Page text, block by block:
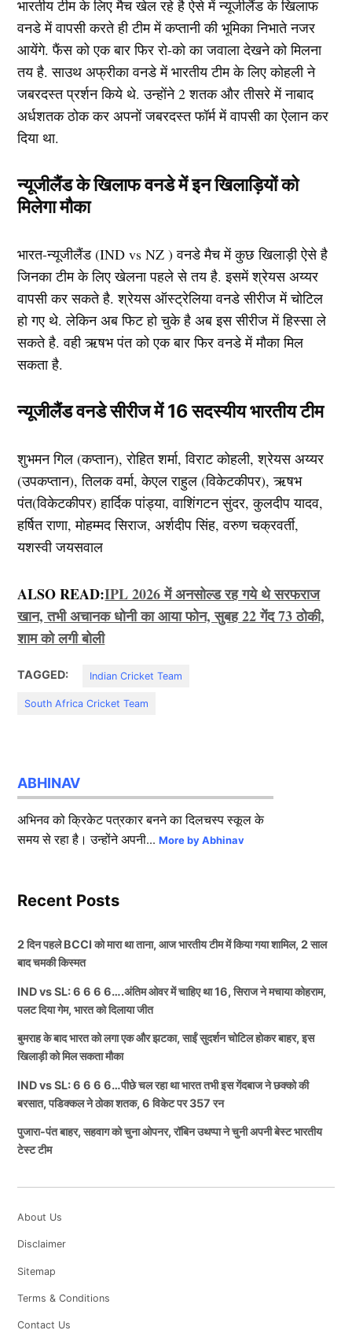
भारतीय टीम के लिए मैच खेल रहे है ऐसे में न्यूजीलैंड के खिलाफ
वनडे में वापसी करते ही टीम में कप्तानी की भूमिका निभाते नजर
आयेंगे. फैंस को एक बार फिर रो-को का जवाला देखने को मिलना
तय है. साउथ अफ्रीका वनडे में भारतीय टीम के लिए कोहली ने
जबरदस्त प्रर्शन किये थे. उन्होंने 2 शतक और तीसरे में नाबाद
अर्धशतक ठोक कर अपनों जबरदस्त फॉर्म में वापसी का ऐलान कर
दिया था.
न्यूजीलैंड के खिलाफ वनडे में इन खिलाड़ियों को
मिलेगा मौका
भारत-न्यूजीलैंड (IND vs NZ ) वनडे मैच में कुछ खिलाड़ी ऐसे है
जिनका टीम के लिए खेलना पहले से तय है. इसमें श्रेयस अय्यर
वापसी कर सकते है. श्रेयस ऑस्ट्रेलिया वनडे सीरीज में चोटिल
हो गए थे. लेकिन अब फिट हो चुके है अब इस सीरीज में हिस्सा ले
सकते है. वही ऋषभ पंत को एक बार फिर वनडे में मौका मिल
सकता है.
न्यूजीलैंड वनडे सीरीज में 16 सदस्यीय भारतीय टीम
शुभमन गिल (कप्तान), रोहित शर्मा, विराट कोहली, श्रेयस अय्यर
(उपकप्तान), तिलक वर्मा, केएल राहुल (विकेटकीपर), ऋषभ
पंत(विकेटकीपर) हार्दिक पांड्या, वाशिंगटन सुंदर, कुलदीप यादव,
हर्षित राणा, मोहम्मद सिराज, अर्शदीप सिंह, वरुण चक्रवर्ती,
यशस्वी जयसवाल
ALSO READ:IPL 2026 में अनसोल्ड रह गये थे सरफराज
खान, तभी अचानक धोनी का आया फोन, सुबह 22 गेंद 73 ठोकी,
शाम को लगी बोली
TAGGED: Indian Cricket Team
South Africa Cricket Team
ABHINAV
अभिनव को क्रिकेट पत्रकार बनने का दिलचस्प स्कूल के
समय से रहा है। उन्होंने अपनी...More by Abhinav
Recent Posts
2 दिन पहले BCCI को मारा था ताना, आज भारतीय टीम में किया गया शामिल, 2 साल
बाद चमकी किस्मत
IND vs SL: 6 6 6 6….अंतिम ओवर में चाहिए था 16, सिराज ने मचाया कोहराम,
पलट दिया गेम, भारत को दिलाया जीत
बुमराह के बाद भारत को लगा एक और झटका, साईं सुदर्शन चोटिल होकर बाहर, इस
खिलाड़ी को मिल सकता मौका
IND vs SL: 6 6 6 6…पीछे चल रहा था भारत तभी इस गेंदबाज ने छक्को की
बरसात, पडिक्कल ने ठोका शतक, 6 विकेट पर 357 रन
पुजारा-पंत बाहर, सहवाग को चुना ओपनर, रॉबिन उथप्पा ने चुनी अपनी बेस्ट भारतीय
टेस्ट टीम
About Us
Disclaimer
Sitemap
Terms & Conditions
Contact Us